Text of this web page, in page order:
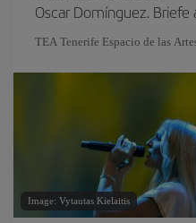
Oscar Domínguez.
TEA Tenerife Espacio de las
Image: Vytautas Kielaitis